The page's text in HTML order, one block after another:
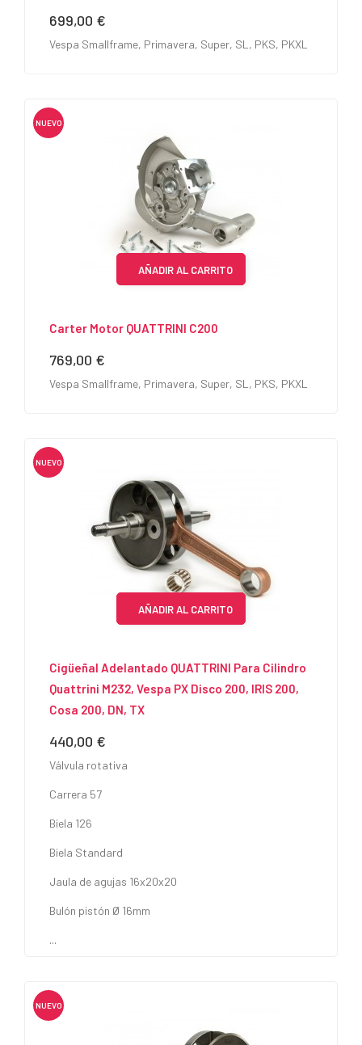
Precio
699,00 €
Vespa Smallframe, Primavera, Super, SL, PKS, PKXL
NUEVO
AÑADIR AL CARRITO
Carter Motor QUATTRINI C200
Precio
769,00 €
Vespa Smallframe, Primavera, Super, SL, PKS, PKXL
NUEVO
AÑADIR AL CARRITO
Cigüeñal Adelantado QUATTRINI Para Cilindro
Quattrini M232, Vespa PX Disco 200, IRIS 200,
Cosa 200, DN, TX
Precio
440,00 €
Válvula rotativa
Carrera 57
Biela 126
Biela Standard
Jaula de agujas 16x20x20
Bulón pistón Ø 16mm
...
NUEVO